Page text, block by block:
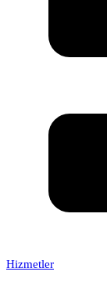
Hizmetler